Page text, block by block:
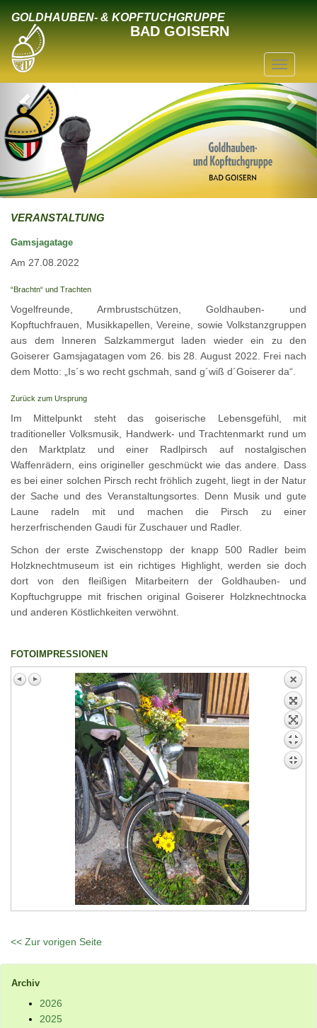
GOLDHAUBEN- & KOPFTUCHGRUPPE
BAD GOISERN
VERANSTALTUNG
Gamsjagatage
Am 27.08.2022
“Brachtn“ und Trachten
Vogelfreunde, Armbrustschützen, Goldhauben- und
Kopftuchfrauen, Musikkapellen, Vereine, sowie Volkstanzgruppen
aus dem Inneren Salzkammergut laden wieder ein zu den
Goiserer Gamsjagatagen vom 26. bis 28. August 2022. Frei nach
dem Motto: „Is´s wo recht gschmah, sand g´wiß d´Goiserer da“.
Zurück zum Ursprung
Im Mittelpunkt steht das goiserische Lebensgefühl, mit
traditioneller Volksmusik, Handwerk- und Trachtenmarkt rund um
den Marktplatz und einer Radlpirsch auf nostalgischen
Waffenrädern, eins origineller geschmückt wie das andere. Dass
es bei einer solchen Pirsch recht fröhlich zugeht, liegt in der Natur
der Sache und des Veranstaltungsortes. Denn Musik und gute
Laune radeln mit und machen die Pirsch zu einer
herzerfrischenden Gaudi für Zuschauer und Radler.
Schon der erste Zwischenstopp der knapp 500 Radler beim
Holzknechtmuseum ist ein richtiges Highlight, werden sie doch
dort von den fleißigen Mitarbeitern der Goldhauben- und
Kopftuchgruppe mit frischen original Goiserer Holzknechtnocka
und anderen Köstlichkeiten verwöhnt.
FOTOIMPRESSIONEN
<< Zur vorigen Seite
Archiv
2026
2025